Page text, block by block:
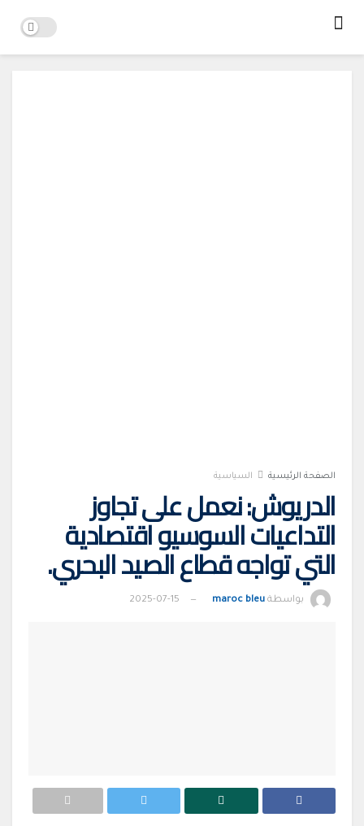
الصفحة الرئيسية السياسية
الدريوش: نعمل على تجاوز
التداعيات السوسيو اقتصادية
التي تواجه قطاع الصيد البحري.
بواسطة maroc bleu
2025-07-15